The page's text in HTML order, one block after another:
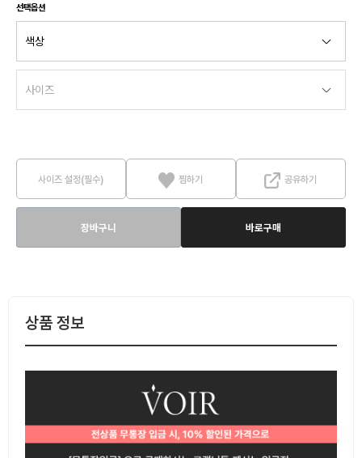
선택옵션
사이즈 설정(필수) 찜하기 공유하기
장바구니 바로구매
상품 정보